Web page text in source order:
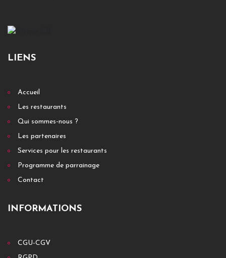
LIENS
Accueil
Les restaurants
Qui sommes-nous ?
Les partenaires
Services pour les restaurants
Programme de parrainage
Contact
INFORMATIONS
CGU-CGV